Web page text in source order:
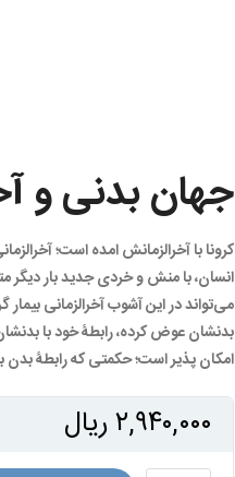
جهان بدنی و
کرونا با آخرالزمانش امده است؛
انسان، با منش و خردی جدید بار دیگر
می‌تواند در این آشوب آخرالزمانی
بدنشان عوض کرده، رابطۀ خود با
امکان پذیر است؛ حکمتی که رابطۀ
۲,۹۴۰,۰۰۰ ریال